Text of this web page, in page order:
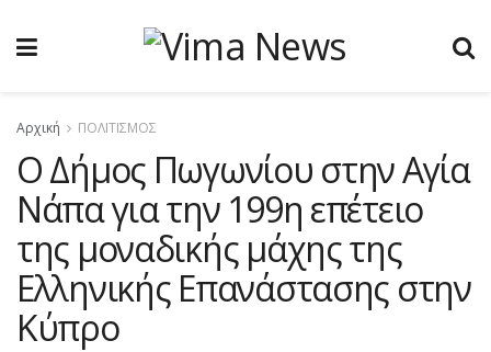
Αρχική ΠΟΛΙΤΙΣΜΟΣ
Ο Δήμος Πωγωνίου στην Αγία
Νάπα για την 199η επέτειο
της μοναδικής μάχης της
Ελληνικής Επανάστασης στην
Κύπρο